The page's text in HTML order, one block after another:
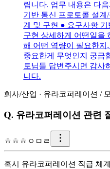
립니다. 업무 내용은 다
기반 통신 프로토콜 설
계 및 구현 ● 요구사항
구현 상세하게 어떤일을
해 어떤 역량이 필요한
중요한게 무엇인지 궁금
토님들 답변주시면 감사
니다.
회사/산업 · 유라코퍼레이션 /
Q. 유라코퍼레이션 관련
ㅎ ㅎㅎㅇㅁㄹ
혹시 유라코퍼레이션 직급 체